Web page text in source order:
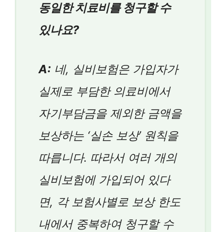
동일한 치료비를 청구할 수
있나요?
A: 네, 실비보험은 가입자가
실제로 부담한 의료비에서
자기부담금을 제외한 금액을
보상하는 ‘실손 보상’ 원칙을
따릅니다. 따라서 여러 개의
실비보험에 가입되어 있다
면, 각 보험사별로 보상 한도
내에서 중복하여 청구할 수